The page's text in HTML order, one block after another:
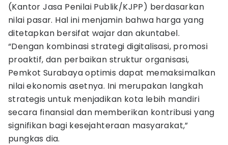
(Kantor Jasa Penilai Publik/KJPP) berdasarkan
nilai pasar. Hal ini menjamin bahwa harga yang
ditetapkan bersifat wajar dan akuntabel.
“Dengan kombinasi strategi digitalisasi, promosi
proaktif, dan perbaikan struktur organisasi,
Pemkot Surabaya optimis dapat memaksimalkan
nilai ekonomis asetnya. Ini merupakan langkah
strategis untuk menjadikan kota lebih mandiri
secara finansial dan memberikan kontribusi yang
signifikan bagi kesejahteraan masyarakat,”
pungkas dia.